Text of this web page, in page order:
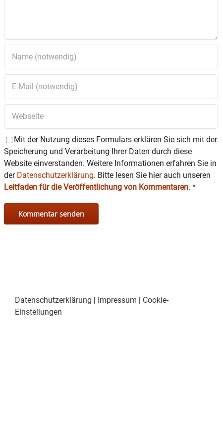
eib
wer
tt in
Aus
stell
ung
mit
Ech
cha
rif
(Fot
o) –
und zwar amSamstag, 29. Oktober:
für Erwachsene von 18 bis 20 Uhr.
Mit der Nutzung dieses Formulars erklären Sie sich mit der
Speicherung und Verarbeitung Ihrer Daten durch diese
Website einverstanden. Weitere Informationen erfahren Sie in
der Datenschutzerklärung. Bitte lesen Sie hier auch unseren
Leitfaden für die Veröffentlichung von Kommentaren. *
Datenschutzerklärung | Impressum | Cookie-
Einstellungen